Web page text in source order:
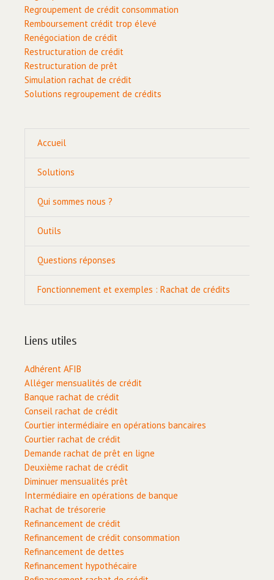
Regroupement de crédit consommation
Remboursement crédit trop élevé
Renégociation de crédit
Restructuration de crédit
Restructuration de prêt
Simulation rachat de crédit
Solutions regroupement de crédits
Accueil
Solutions
Qui sommes nous ?
Outils
Questions réponses
Fonctionnement et exemples : Rachat de crédits
Liens utiles
Adhérent AFIB
Alléger mensualités de crédit
Banque rachat de crédit
Conseil rachat de crédit
Courtier intermédiaire en opérations bancaires
Courtier rachat de crédit
Demande rachat de prêt en ligne
Deuxième rachat de crédit
Diminuer mensualités prêt
Intermédiaire en opérations de banque
Rachat de trésorerie
Refinancement de crédit
Refinancement de crédit consommation
Refinancement de dettes
Refinancement hypothécaire